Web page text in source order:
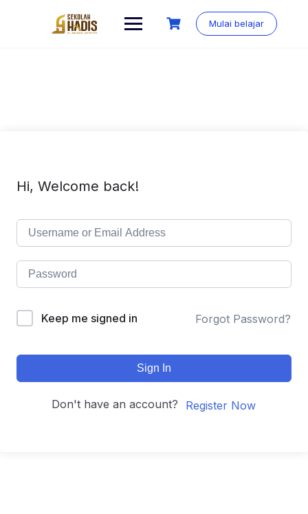
Mulai belajar
Hi, Welcome back!
Keep me signed in Forgot Password?
Sign In
Don't have an account? Register Now